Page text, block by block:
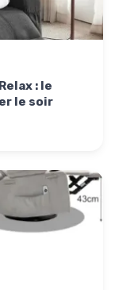
: le
le soir